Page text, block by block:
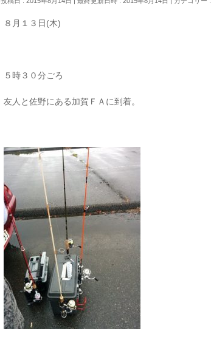
８月１３日(木)
５時３０分ごろ
友人と佐野にある加賀ＦＡに到着。